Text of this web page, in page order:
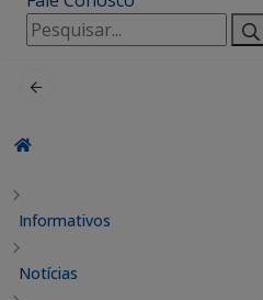
Pesquisar
por:
Informativos
Notícias